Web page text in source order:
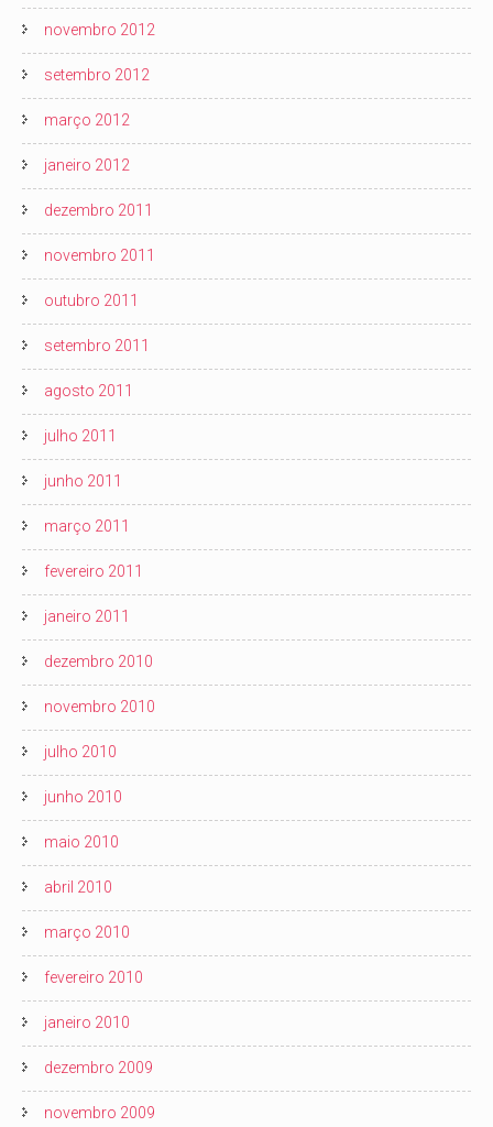
novembro 2012
setembro 2012
março 2012
janeiro 2012
dezembro 2011
novembro 2011
outubro 2011
setembro 2011
agosto 2011
julho 2011
junho 2011
março 2011
fevereiro 2011
janeiro 2011
dezembro 2010
novembro 2010
julho 2010
junho 2010
maio 2010
abril 2010
março 2010
fevereiro 2010
janeiro 2010
dezembro 2009
novembro 2009